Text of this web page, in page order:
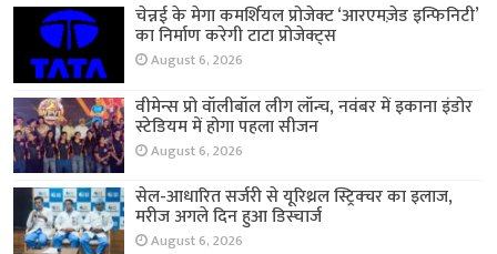
चेन्नई के मेगा कमर्शियल प्रोजेक्ट ‘आरएमज़ेड इन्फिनिटी’
का निर्माण करेगी टाटा प्रोजेक्ट्स
August 6, 2026
वीमेन्स प्रो वॉलीबॉल लीग लॉन्च, नवंबर में इकाना इंडोर
स्टेडियम में होगा पहला सीजन
August 6, 2026
सेल-आधारित सर्जरी से यूरिथ्रल स्ट्रिक्चर का इलाज,
मरीज अगले दिन हुआ डिस्चार्ज
August 6, 2026